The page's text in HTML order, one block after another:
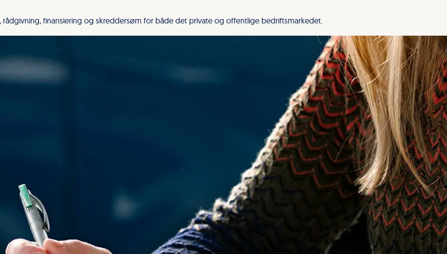
rådgivning, finansiering og skreddersøm for både det private og offentlige bedriftsmarkedet.